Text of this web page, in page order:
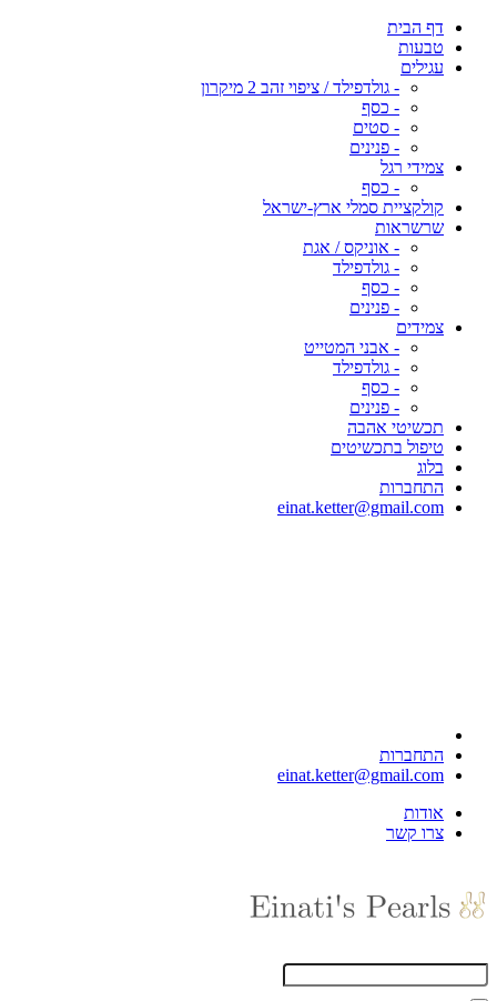
דף הבית
טבעות
עגילים
- גולדפילד / ציפוי זהב 2 מיקרון
- כסף
- סטים
- פנינים
צמידי רגל
- כסף
קולקציית סמלי ארץ-ישראל
שרשראות
- אוניקס / אגת
- גולדפילד
- כסף
- פנינים
צמידים
- אבני המטייט
- גולדפילד
- כסף
- פנינים
תכשיטי אהבה
טיפול בתכשיטים
בלוג
התחברות
einat.ketter@gmail.com
התחברות
einat.ketter@gmail.com
אודות
צרו קשר